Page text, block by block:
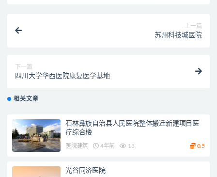
上一篇
苏州科技城医院
下一篇
四川大学华西医院康复医学基地
相关文章
石林彝族自治县人民医院整体搬迁新建项目医
疗综合楼
医院建筑 4年前 13 0.5
光谷同济医院